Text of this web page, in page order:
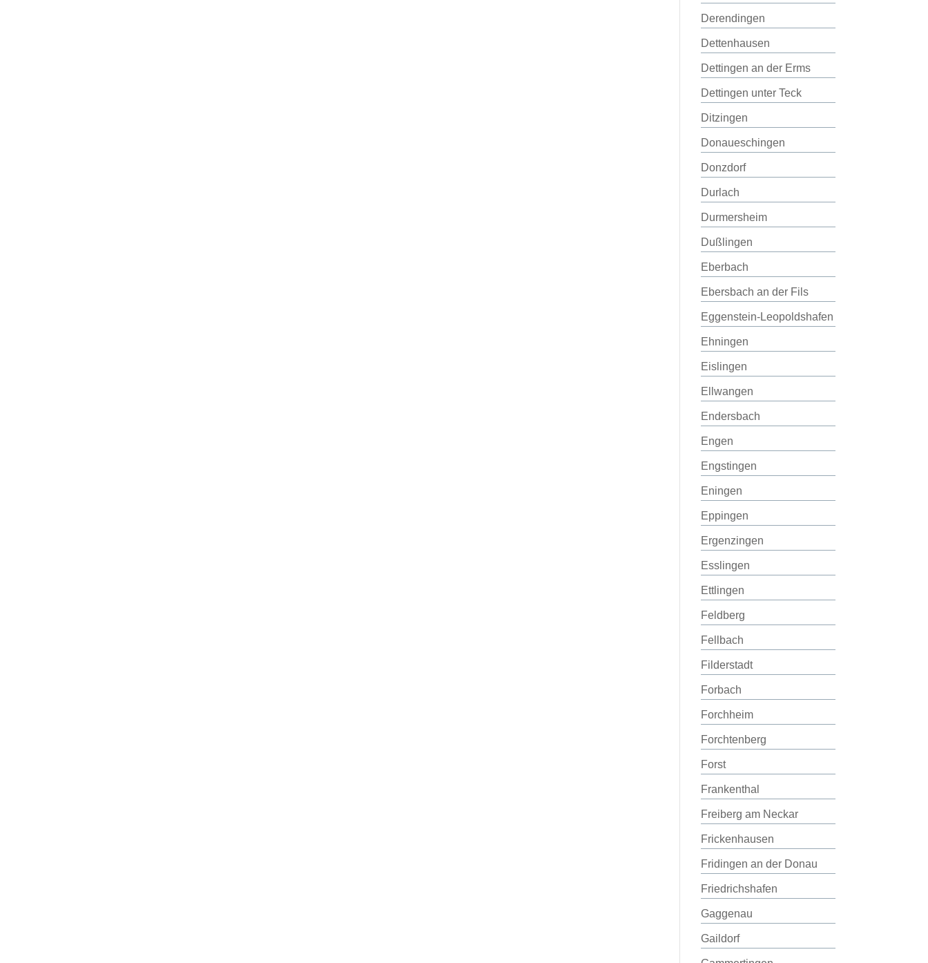
Derendingen
Dettenhausen
Dettingen an der Erms
Dettingen unter Teck
Ditzingen
Donaueschingen
Donzdorf
Durlach
Durmersheim
Dußlingen
Eberbach
Ebersbach an der Fils
Eggenstein-Leopoldshafen
Ehningen
Eislingen
Ellwangen
Endersbach
Engen
Engstingen
Eningen
Eppingen
Ergenzingen
Esslingen
Ettlingen
Feldberg
Fellbach
Filderstadt
Forbach
Forchheim
Forchtenberg
Forst
Frankenthal
Freiberg am Neckar
Frickenhausen
Fridingen an der Donau
Friedrichshafen
Gaggenau
Gaildorf